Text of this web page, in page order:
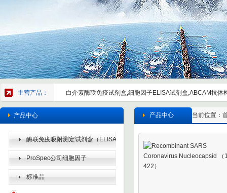
主营产品： 白介素酶联免疫试剂盒,细胞因子ELISA试剂盒,ABCAM抗体
产品中心
酶联免疫吸附测定试剂盒（ELISA
KIT） ProSpec公司细胞因子
标准品
当前位置：
产品中心